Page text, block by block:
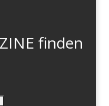
finden